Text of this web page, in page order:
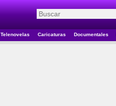
Telenovelas Caricaturas Documentales